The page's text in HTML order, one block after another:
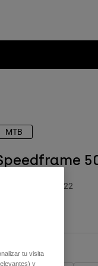
MTB
36622
tu visita
y